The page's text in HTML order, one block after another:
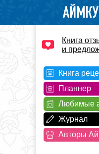
Книга
и
Книга
Планнер
Любимые
Журнал
Авторы